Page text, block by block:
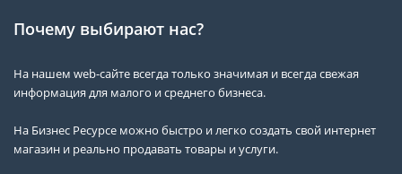
Почему выбирают нас?
На нашем web-сайте всегда только значимая и всегда свежая
информация для малого и среднего бизнеса.
На Бизнес Ресурсе можно быстро и легко создать свой интернет
магазин и реально продавать товары и услуги.